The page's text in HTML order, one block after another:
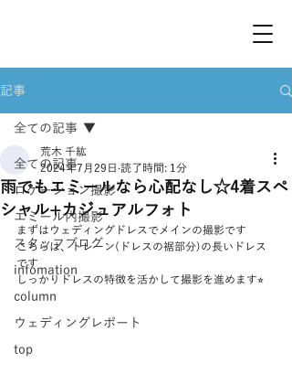
記事
全ての記事
ロケーション撮影
エミール内撮影
スタッフブログ
infomation
column
ウェディングレポート
top
全ての記事
雨でもエミールなら心配なし☆4着スペ
シャル+カジュアルフォト
荒木 千紘
2024年7月29日 読了時間: 1分
まずはウェディングドレスでメインの撮影です
こちらは、トレーン(ドレスの裾部分)の長いドレス
です
しっかりドレスの特徴を活かして撮影を進めます⭐︎